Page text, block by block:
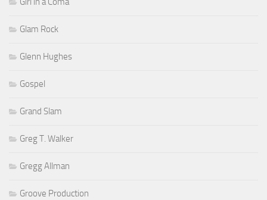
Glam Rock
Glenn Hughes
Gospel
Grand Slam
Greg T. Walker
Gregg Allman
Groove Production